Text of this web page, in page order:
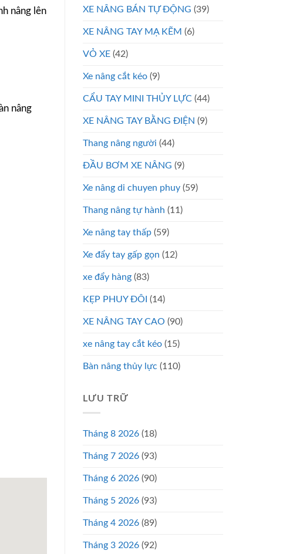
nâng lên
nâng
XE NÂNG BÁN TỰ ĐỘNG (39)
XE NÂNG TAY MẠ KẼM (6)
VỎ XE (42)
Xe nâng cắt kéo (9)
CẨU TAY MINI THỦY LỰC (44)
XE NÂNG TAY BẰNG ĐIỆN (9)
Thang nâng người (44)
ĐẦU BƠM XE NÂNG (9)
Xe nâng di chuyen phuy (59)
Thang nâng tự hành (11)
Xe nâng tay thấp (59)
Xe đẩy tay gấp gọn (12)
xe đẩy hàng (83)
KẸP PHUY ĐÔI (14)
XE NÂNG TAY CAO (90)
xe nâng tay cắt kéo (15)
Bàn nâng thủy lực (110)
LƯU TRỮ
Tháng 8 2026 (18)
Tháng 7 2026 (93)
Tháng 6 2026 (90)
Tháng 5 2026 (93)
Tháng 4 2026 (89)
Tháng 3 2026 (92)